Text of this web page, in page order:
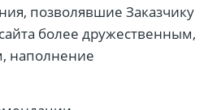
позволявшие Заказчику
более дружественным,
наполнение